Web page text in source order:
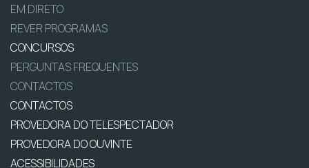
EM DIRETO
REVER PROGRAMAS
CONCURSOS
PERGUNTAS FREQUENTES
CONTACTOS
CONTACTOS
PROVEDORA DO TELESPECTADOR
PROVEDORA DO OUVINTE
ACESSIBILIDADES